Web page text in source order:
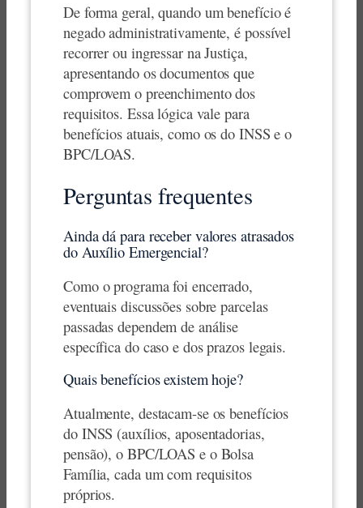
De forma geral, quando um benefício é
negado administrativamente, é possível
recorrer ou ingressar na Justiça,
apresentando os documentos que
comprovem o preenchimento dos
requisitos. Essa lógica vale para
benefícios atuais, como os do INSS e o
BPC/LOAS.
Perguntas frequentes
Ainda dá para receber valores atrasados
do Auxílio Emergencial?
Como o programa foi encerrado,
eventuais discussões sobre parcelas
passadas dependem de análise
específica do caso e dos prazos legais.
Quais benefícios existem hoje?
Atualmente, destacam-se os benefícios
do INSS (auxílios, aposentadorias,
pensão), o BPC/LOAS e o Bolsa
Família, cada um com requisitos
próprios.